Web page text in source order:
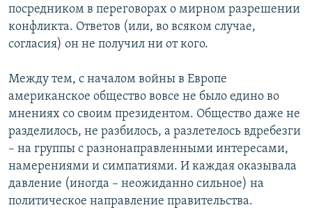
посредником в переговорах о мирном разрешении
конфликта. Ответов (или, во всяком случае,
согласия) он не получил ни от кого.
Между тем, с началом войны в Европе
американское общество вовсе не было едино во
мнениях со своим президентом. Общество даже не
разделилось, не разбилось, а разлетелось вдребезги
– на группы с разнонаправленными интересами,
намерениями и симпатиями. И каждая оказывала
давление (иногда – неожиданно сильное) на
политическое направление правительства.